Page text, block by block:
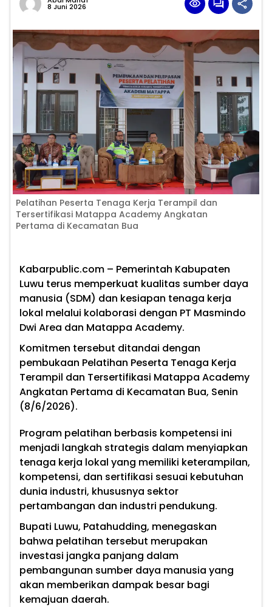
8 Juni 2026
Pelatihan Peserta Tenaga Kerja Terampil dan
Tersertifikasi Matappa Academy Angkatan
Pertama di Kecamatan Bua
Kabarpublic.com – Pemerintah Kabupaten
Luwu terus memperkuat kualitas sumber daya
manusia (SDM) dan kesiapan tenaga kerja
lokal melalui kolaborasi dengan PT Masmindo
Dwi Area dan Matappa Academy.
Komitmen tersebut ditandai dengan
pembukaan Pelatihan Peserta Tenaga Kerja
Terampil dan Tersertifikasi Matappa Academy
Angkatan Pertama di Kecamatan Bua, Senin
(8/6/2026).
Program pelatihan berbasis kompetensi ini
menjadi langkah strategis dalam menyiapkan
tenaga kerja lokal yang memiliki keterampilan,
kompetensi, dan sertifikasi sesuai kebutuhan
dunia industri, khususnya sektor
pertambangan dan industri pendukung.
Bupati Luwu, Patahudding, menegaskan
bahwa pelatihan tersebut merupakan
investasi jangka panjang dalam
pembangunan sumber daya manusia yang
akan memberikan dampak besar bagi
kemajuan daerah.